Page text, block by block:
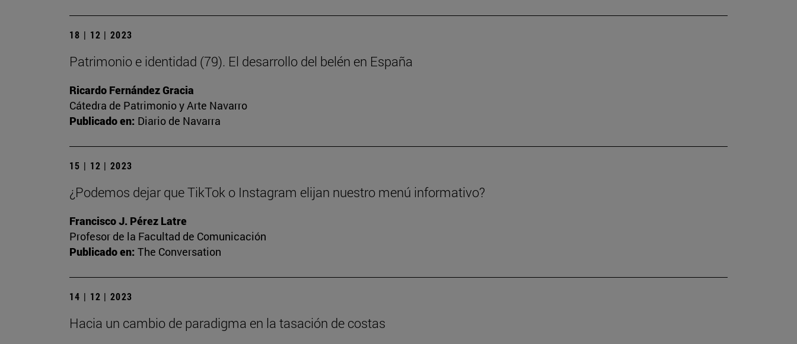
18 | 12 | 2023
Patrimonio e identidad (79). El desarrollo del belén en España
Ricardo Fernández Gracia
Cátedra de Patrimonio y Arte Navarro
Publicado en: Diario de Navarra
15 | 12 | 2023
¿Podemos dejar que TikTok o Instagram elijan nuestro menú informativo?
Francisco J. Pérez Latre
Profesor de la Facultad de Comunicación
Publicado en: The Conversation
14 | 12 | 2023
Hacia un cambio de paradigma en la tasación de costas